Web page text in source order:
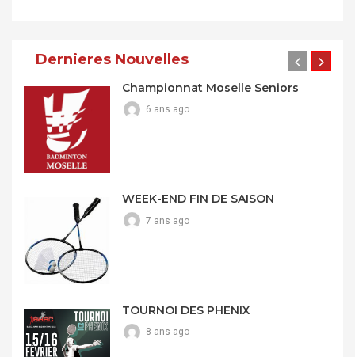
Dernieres Nouvelles
Championnat Moselle Seniors
6 ans ago
WEEK-END FIN DE SAISON
7 ans ago
TOURNOI DES PHENIX
8 ans ago